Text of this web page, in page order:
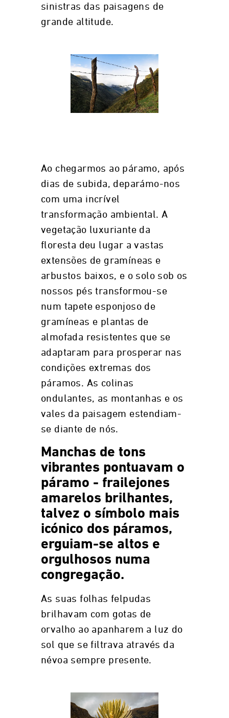
sinistras das paisagens de
grande altitude.
Ao chegarmos ao páramo, após
dias de subida, deparámo-nos
com uma incrível
transformação ambiental. A
vegetação luxuriante da
floresta deu lugar a vastas
extensões de gramíneas e
arbustos baixos, e o solo sob os
nossos pés transformou-se
num tapete esponjoso de
gramíneas e plantas de
almofada resistentes que se
adaptaram para prosperar nas
condições extremas dos
páramos. As colinas
ondulantes, as montanhas e os
vales da paisagem estendiam-
se diante de nós.
Manchas de tons
vibrantes pontuavam o
páramo - frailejones
amarelos brilhantes,
talvez o símbolo mais
icónico dos páramos,
erguiam-se altos e
orgulhosos numa
congregação.
As suas folhas felpudas
brilhavam com gotas de
orvalho ao apanharem a luz do
sol que se filtrava através da
névoa sempre presente.